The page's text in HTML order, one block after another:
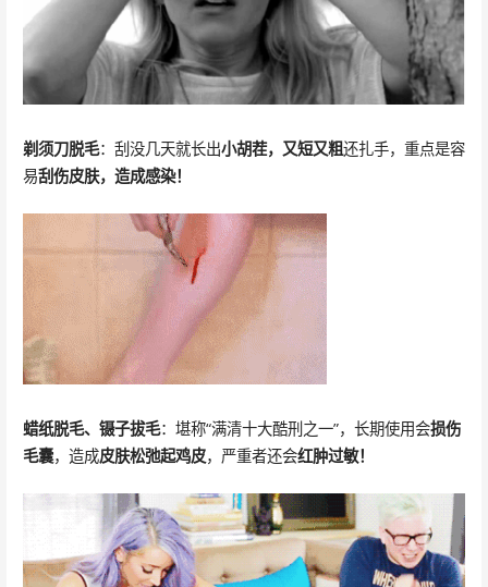
剃须刀脱毛：刮没几天就长出小胡茬，又短又粗还扎手，重点是容
易刮伤皮肤，造成感染！
蜡纸脱毛、镊子拔毛：堪称“满清十大酷刑之一”，长期使用会损伤
毛囊，造成皮肤松弛起鸡皮，严重者还会红肿过敏！